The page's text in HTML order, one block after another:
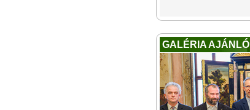
GALÉRIA AJÁNLÓ